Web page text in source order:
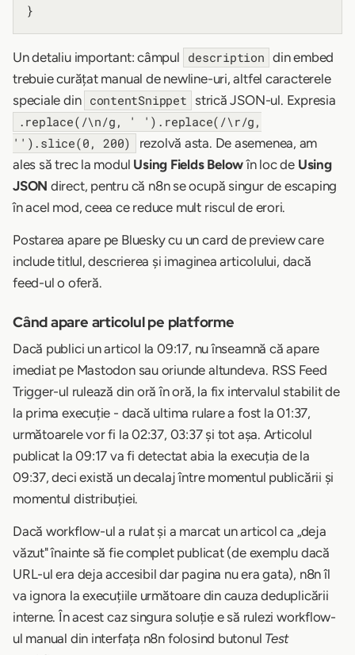
Un detaliu important: câmpul description din embed
trebuie curățat manual de newline-uri, altfel caracterele
speciale din contentSnippet strică JSON-ul. Expresia
.replace(/\n/g, ' ').replace(/\r/g,
'').slice(0, 200)
rezolvă asta. De asemenea, am
ales să trec la modul Using Fields Belowîn loc de Using
JSON direct, pentru că n8n se ocupă singur de escaping
în acel mod, ceea ce reduce mult riscul de erori.
Postarea apare pe Bluesky cu un card de preview care
include titlul, descrierea și imaginea articolului, dacă
feed-ul o oferă.
Când apare articolul pe platforme
Dacă publici un articol la 09:17, nu înseamnă că apare
imediat pe Mastodon sau oriunde altundeva. RSS Feed
Trigger-ul rulează din oră în oră, la fix intervalul stabilit de
la prima execuție - dacă ultima rulare a fost la 01:37,
următoarele vor fi la 02:37, 03:37 și tot așa. Articolul
publicat la 09:17 va fi detectat abia la execuția de la
09:37, deci există un decalaj între momentul publicării și
momentul distribuției.
Dacă workflow-ul a rulat și a marcat un articol ca „deja
văzut" înainte să fie complet publicat (de exemplu dacă
URL-ul era deja accesibil dar pagina nu era gata), n8n îl
va ignora la execuțiile următoare din cauza deduplicării
interne. În acest caz singura soluție e să rulezi workflow-
ul manual din interfața n8n folosind butonul Test